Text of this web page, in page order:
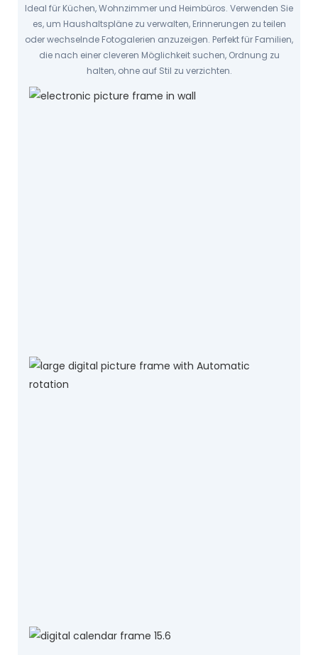
Ideal für Küchen, Wohnzimmer und Heimbüros. Verwenden Sie
es, um Haushaltspläne zu verwalten, Erinnerungen zu teilen
oder wechselnde Fotogalerien anzuzeigen. Perfekt für Familien,
die nach einer cleveren Möglichkeit suchen, Ordnung zu
halten, ohne auf Stil zu verzichten.